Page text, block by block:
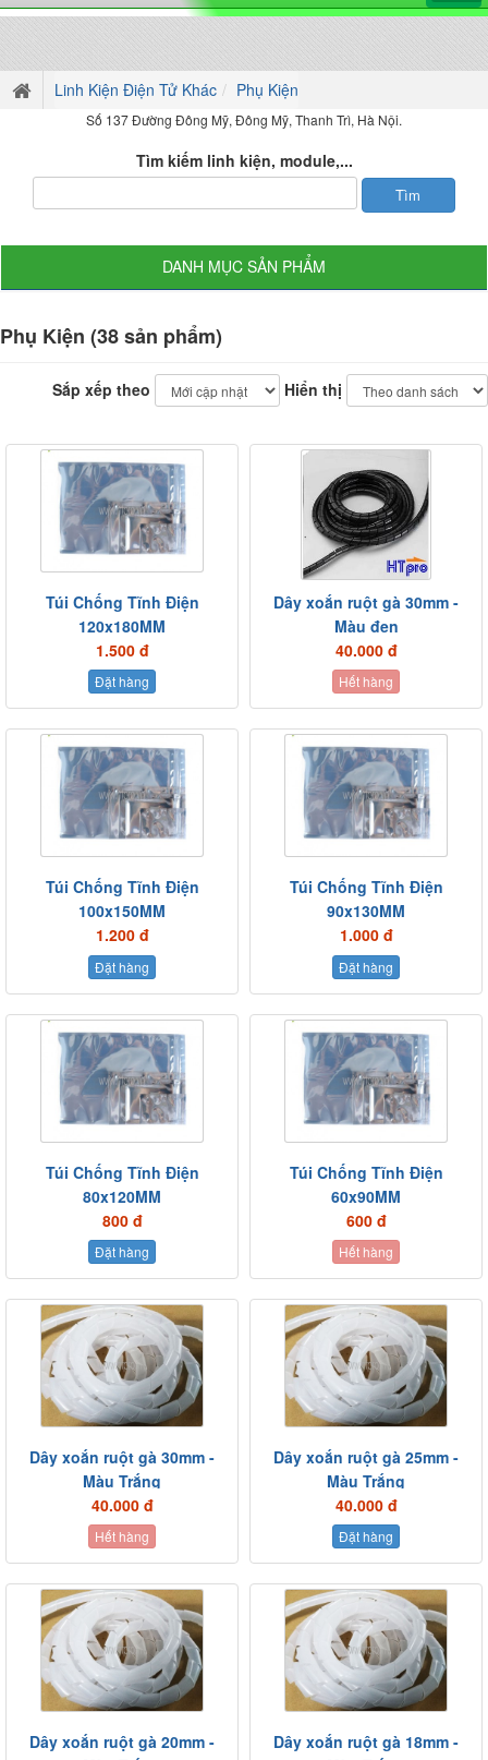
Linh Kiện Điện Tử Khác Phụ Kiện
Số 137 Đường Đông Mỹ, Đông Mỹ, Thanh Trì, Hà Nội.
Tìm kiếm linh kiện, module,...
DANH MỤC SẢN PHẨM
Phụ Kiện (38 sản phẩm)
Sắp xếp theo Hiển thị
Túi Chống Tĩnh Điện
120x180MM
1.500 đ
Đặt hàng
Dây xoắn ruột gà 30mm -
Màu đen
40.000 đ
Hết hàng
Túi Chống Tĩnh Điện
100x150MM
1.200 đ
Đặt hàng
Túi Chống Tĩnh Điện
90x130MM
1.000 đ
Đặt hàng
Túi Chống Tĩnh Điện
80x120MM
800 đ
Đặt hàng
Túi Chống Tĩnh Điện
60x90MM
600 đ
Hết hàng
Dây xoắn ruột gà 30mm -
Màu Trắng
40.000 đ
Hết hàng
Dây xoắn ruột gà 25mm -
Màu Trắng
40.000 đ
Đặt hàng
Dây xoắn ruột gà 20mm -
Dây xoắn ruột gà 18mm -